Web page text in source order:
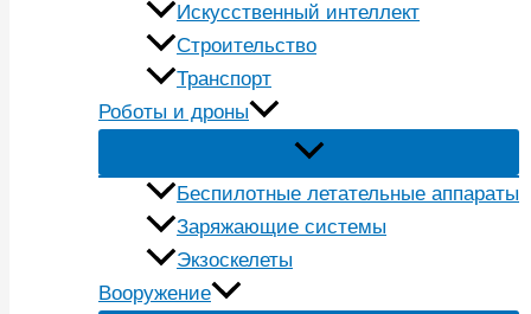
Искусственный интеллект
Строительство
Транспорт
Роботы и дроны
Беспилотные летательные аппараты
Заряжающие системы
Экзоскелеты
Вооружение